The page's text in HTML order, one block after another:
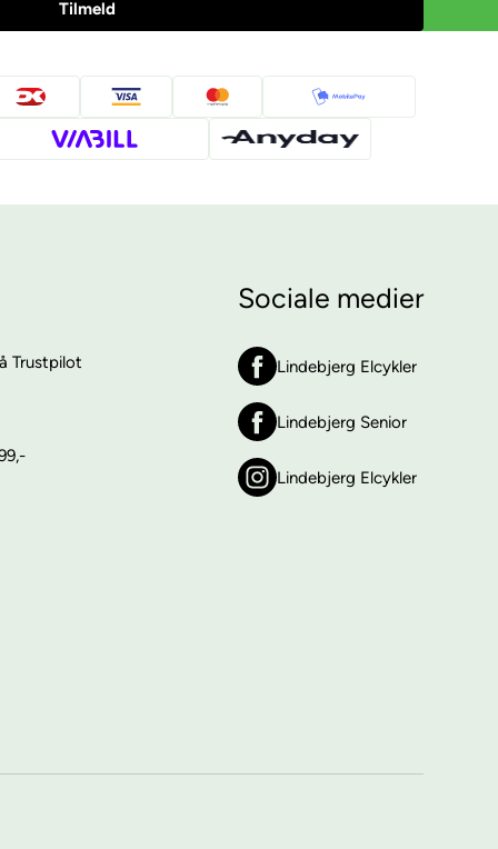
Trustpilot
Sociale medier
Lindebjerg Elcykler
Lindebjerg Senior
Lindebjerg Elcykler